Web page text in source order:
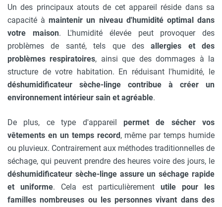
Un des principaux atouts de cet appareil réside dans sa
capacité àmaintenir un niveau d'humidité optimal dans
votre maison. L'humidité élevée peut provoquer des
problèmes de santé, tels que desallergies et des
problèmes respiratoires, ainsi que des dommages à la
structure de votre habitation. En réduisant l'humidité, le
déshumidificateur sèche-linge contribue à créer un
environnement intérieur sain et agréable.
De plus, ce type d'appareil permet de sécher vos
vêtements en un temps record, même par temps humide
ou pluvieux. Contrairement aux méthodes traditionnelles de
séchage, qui peuvent prendre des heures voire des jours, le
déshumidificateur sèche-linge assure un séchage rapide
et uniforme. Cela est particulièrementutile pour les
familles nombreuses ou les personnes vivant dans des